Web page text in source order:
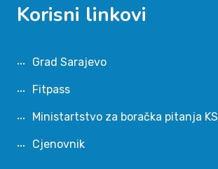
Korisni linkovi
Grad Sarajevo
Fitpass
Ministartstvo za boračka pitanja KS
Cjenovnik